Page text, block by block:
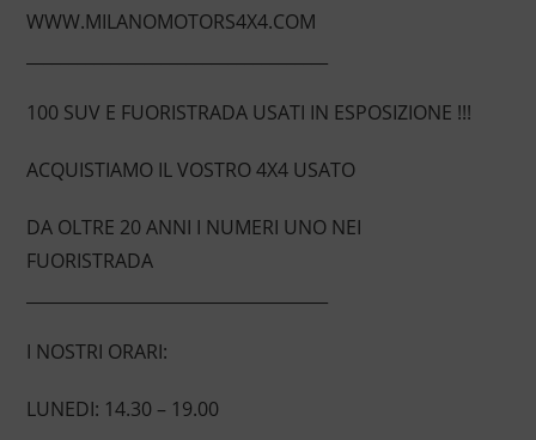
WWW.MILANOMOTORS4X4.COM
100 SUV E FUORISTRADA USATI IN ESPOSIZIONE !!!
ACQUISTIAMO IL VOSTRO 4X4 USATO
DA OLTRE 20 ANNI I NUMERI UNO NEI
FUORISTRADA
I NOSTRI ORARI:
LUNEDI: 14.30 – 19.00